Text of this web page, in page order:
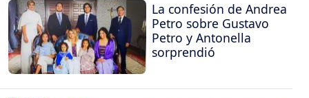
La confesión de Andrea
Petro sobre Gustavo
Petro y Antonella
sorprendió